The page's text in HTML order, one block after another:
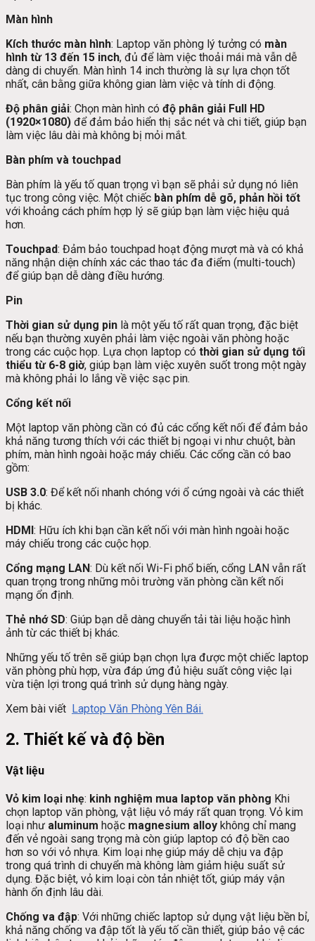
Màn hình
Kích thước màn hình: Laptop văn phòng lý tưởng có màn
hình từ 13 đến 15 inch, đủ để làm việc thoải mái mà vẫn dễ
dàng di chuyển. Màn hình 14 inch thường là sự lựa chọn tốt
nhất, cân bằng giữa không gian làm việc và tính di động.
Độ phân giải: Chọn màn hình có độ phân giải Full HD
(1920×1080) để đảm bảo hiển thị sắc nét và chi tiết, giúp bạn
làm việc lâu dài mà không bị mỏi mắt.
Bàn phím và touchpad
Bàn phím là yếu tố quan trọng vì bạn sẽ phải sử dụng nó liên
tục trong công việc. Một chiếc bàn phím dễ gõ, phản hồi tốt
với khoảng cách phím hợp lý sẽ giúp bạn làm việc hiệu quả
hơn.
Touchpad: Đảm bảo touchpad hoạt động mượt mà và có khả
năng nhận diện chính xác các thao tác đa điểm (multi-touch)
để giúp bạn dễ dàng điều hướng.
Pin
Thời gian sử dụng pin là một yếu tố rất quan trọng, đặc biệt
nếu bạn thường xuyên phải làm việc ngoài văn phòng hoặc
trong các cuộc họp. Lựa chọn laptop có thời gian sử dụng tối
thiểu từ 6-8 giờ, giúp bạn làm việc xuyên suốt trong một ngày
mà không phải lo lắng về việc sạc pin.
Cổng kết nối
Một laptop văn phòng cần có đủ các cổng kết nối để đảm bảo
khả năng tương thích với các thiết bị ngoại vi như chuột, bàn
phím, màn hình ngoài hoặc máy chiếu. Các cổng cần có bao
gồm:
USB 3.0: Để kết nối nhanh chóng với ổ cứng ngoài và các thiết
bị khác.
HDMI: Hữu ích khi bạn cần kết nối với màn hình ngoài hoặc
máy chiếu trong các cuộc họp.
Cổng mạng LAN: Dù kết nối Wi-Fi phổ biến, cổng LAN vẫn rất
quan trọng trong những môi trường văn phòng cần kết nối
mạng ổn định.
Thẻ nhớ SD: Giúp bạn dễ dàng chuyển tải tài liệu hoặc hình
ảnh từ các thiết bị khác.
Những yếu tố trên sẽ giúp bạn chọn lựa được một chiếc laptop
văn phòng phù hợp, vừa đáp ứng đủ hiệu suất công việc lại
vừa tiện lợi trong quá trình sử dụng hàng ngày.
Xem bài viết Laptop Văn Phòng Yên Bái.
2. Thiết kế và độ bền
Vật liệu
Vỏ kim loại nhẹ: kinh nghiệm mua laptop văn phòng Khi
chọn laptop văn phòng, vật liệu vỏ máy rất quan trọng. Vỏ kim
loại như aluminum hoặc magnesium alloy không chỉ mang
đến vẻ ngoài sang trọng mà còn giúp laptop có độ bền cao
hơn so với vỏ nhựa. Kim loại nhẹ giúp máy dễ chịu va đập
trong quá trình di chuyển mà không làm giảm hiệu suất sử
dụng. Đặc biệt, vỏ kim loại còn tản nhiệt tốt, giúp máy vận
hành ổn định lâu dài.
Chống va đập: Với những chiếc laptop sử dụng vật liệu bền bỉ,
khả năng chống va đập tốt là yếu tố cần thiết, giúp bảo vệ các